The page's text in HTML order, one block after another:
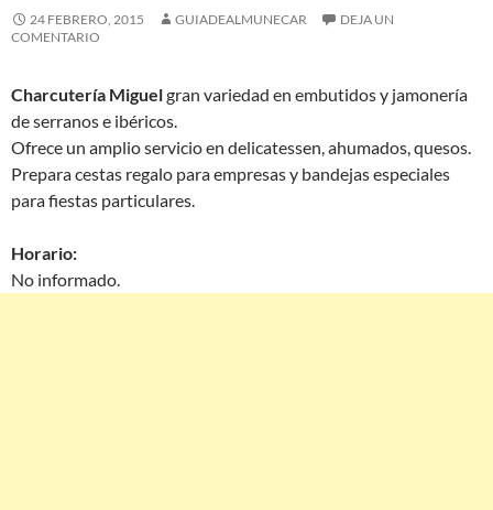
24 FEBRERO, 2015 GUIADEALMUNECAR
DEJA UN
COMENTARIO
Charcutería Miguelgran variedad en embutidos y jamonería
de serranos e ibéricos.
Ofrece un amplio servicio en delicatessen, ahumados, quesos.
Prepara cestas regalo para empresas y bandejas especiales
para fiestas particulares.
Horario:
No informado.